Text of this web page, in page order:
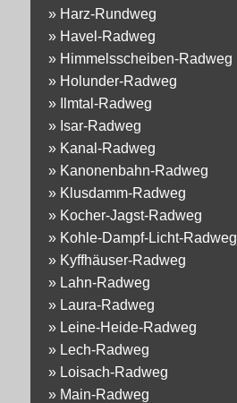
» Harz-Rundweg
» Havel-Radweg
» Himmelsscheiben-Radweg
» Holunder-Radweg
»
Ilmtal-Radweg
» Isar-Radweg
» Kanal-Radweg
» Kanonenbahn-Radweg
» Klusdamm-Radweg
» Kocher-Jagst-Radweg
» Kohle-Dampf-Licht-Radweg
» Kyffhäuser-Radweg
» Lahn-Radweg
» Laura-Radweg
» Leine-Heide-Radweg
» Lech-Radweg
» Loisach-Radweg
» Main-Radweg